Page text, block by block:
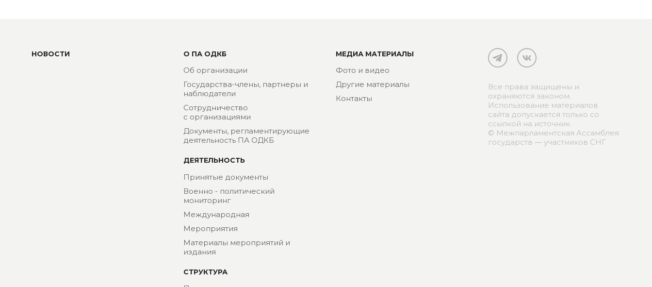
НОВОСТИ О ПА ОДКБ
Об организации
Государства-члены, партнеры и
наблюдатели
Сотрудничество
с организациями
Документы, регламентирующие
деятельность ПА ОДКБ
ДЕЯТЕЛЬНОСТЬ
Принятые документы
Военно - политический
мониторинг
Международная
Мероприятия
Материалы мероприятий и
издания
СТРУКТУРА
МЕДИА МАТЕРИАЛЫ
Фото и видео
Другие материалы
Контакты
Все права защищены и
охраняются законом.
Использование материалов
сайта допускается только со
ссылкой на источник.
© Межпарламентская Ассамблея
государств — участников СНГ